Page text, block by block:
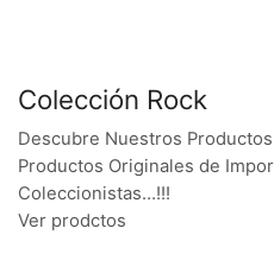
Colección Rock
Descubre Nuestros
Productos Originales de
Coleccionistas…!!!
Ver prodctos